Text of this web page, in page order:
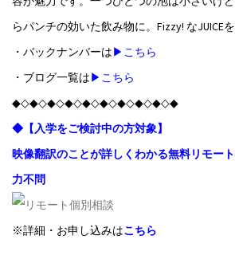
らパンチの効いた飲み物に。Fizzy! なJUICE
・バックナンバーは▶こちら
・ブログ一覧は▶こちら
◆◇◆◇◆◇◆◇◆◇◆◇◆◇◆◇◆◇◆
◆【入学をご検討中の方対象】
映像翻訳のことが詳しくわかる無料リモー
力不問
※詳細・お申し込みはこちら